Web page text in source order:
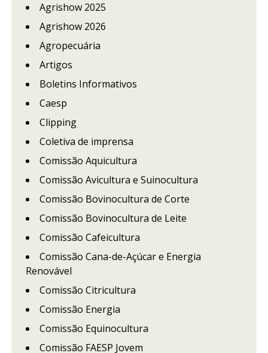
Agrishow 2025
Agrishow 2026
Agropecuária
Artigos
Boletins Informativos
Caesp
Clipping
Coletiva de imprensa
Comissão Aquicultura
Comissão Avicultura e Suinocultura
Comissão Bovinocultura de Corte
Comissão Bovinocultura de Leite
Comissão Cafeicultura
Comissão Cana-de-Açúcar e Energia
Renovável
Comissão Citricultura
Comissão Energia
Comissão Equinocultura
Comissão FAESP Jovem